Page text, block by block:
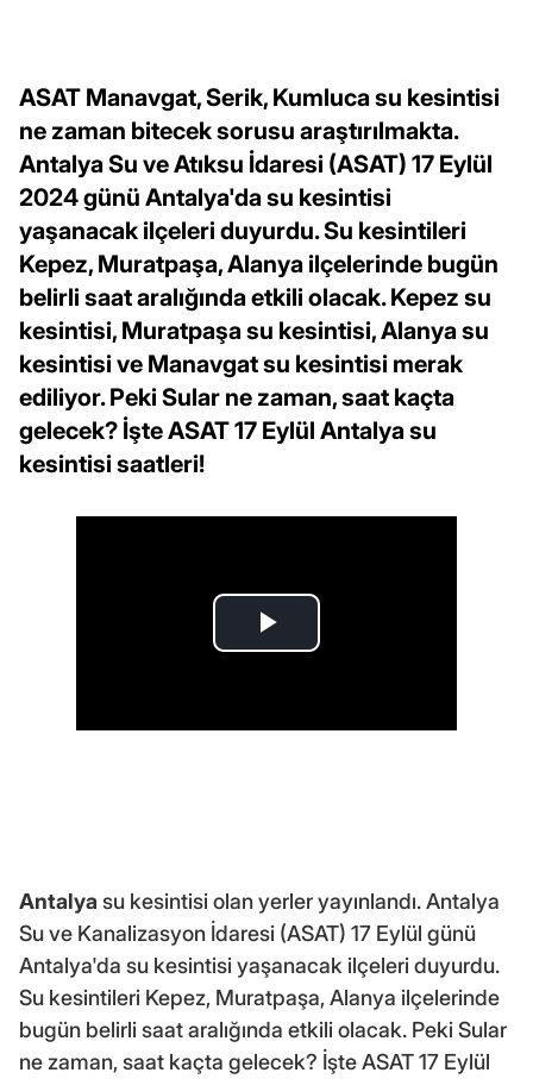
ASAT Manavgat, Serik, Kumluca su kesintisi
ne zaman bitecek sorusu araştırılmakta.
Antalya Su ve Atıksu İdaresi (ASAT) 17 Eylül
2024 günü Antalya'da su kesintisi
yaşanacak ilçeleri duyurdu. Su kesintileri
Kepez, Muratpaşa, Alanya ilçelerinde bugün
belirli saat aralığında etkili olacak. Kepez su
kesintisi, Muratpaşa su kesintisi, Alanya su
kesintisi ve Manavgat su kesintisi merak
ediliyor. Peki Sular ne zaman, saat kaçta
gelecek? İşte ASAT 17 Eylül Antalya su
kesintisi saatleri!
Antalya su kesintisi olan yerler yayınlandı. Antalya
Su ve Kanalizasyon İdaresi (ASAT) 17 Eylül günü
Antalya'da su kesintisi yaşanacak ilçeleri duyurdu.
Su kesintileri Kepez, Muratpaşa, Alanya ilçelerinde
bugün belirli saat aralığında etkili olacak. Peki Sular
ne zaman, saat kaçta gelecek? İşte ASAT 17 Eylül